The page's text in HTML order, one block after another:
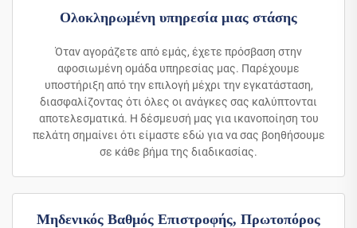
Ολοκληρωμένη υπηρεσία μιας στάσης
Όταν αγοράζετε από εμάς, έχετε πρόσβαση στην
αφοσιωμένη ομάδα υπηρεσίας μας. Παρέχουμε
υποστήριξη από την επιλογή μέχρι την εγκατάσταση,
διασφαλίζοντας ότι όλες οι ανάγκες σας καλύπτονται
αποτελεσματικά. Η δέσμευσή μας για ικανοποίηση του
πελάτη σημαίνει ότι είμαστε εδώ για να σας βοηθήσουμε
σε κάθε βήμα της διαδικασίας.
Μηδενικός Βαθμός Επιστροφής, Πρωτοπόρος